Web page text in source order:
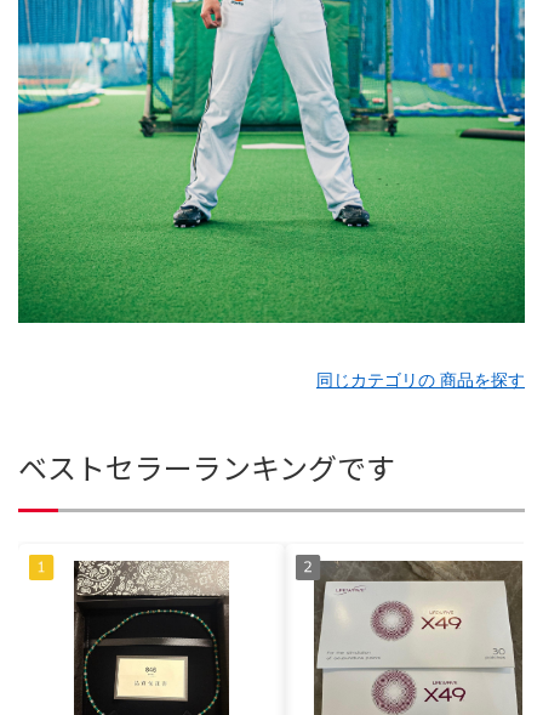
同じカテゴリの 商品を探す
ベストセラーランキングです